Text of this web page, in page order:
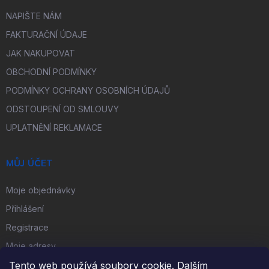
Tento web používá soubory cookie. Dalším
NAPIŠTE NÁM
FAKTURAČNÍ ÚDAJE
JAK NAKUPOVAT
OBCHODNÍ PODMÍNKY
PODMÍNKY OCHRANY OSOBNÍCH ÚDAJŮ
ODSTOUPENÍ OD SMLOUVY
UPLATNĚNÍ REKLAMACE
MŮJ ÚČET
Moje objednávky
Přihlášení
Registrace
Moje adresy